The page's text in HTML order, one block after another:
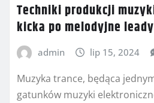
Techniki produkcji
kicka po melodyjne leady
admin lip 15, 2024
Muzyka trance, będąca
gatunków muzyki